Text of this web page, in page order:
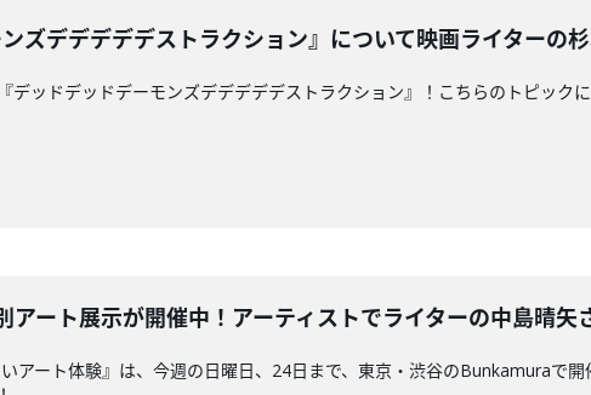
ズデデデデデストラクション』について映画ライターの
デッドデッドデーモンズデデデデデストラクション』！こちらのトピック
ート展示が開催中！アーティストでライターの中島晴
アート体験』は、今週の日曜日、24日まで、東京・渋谷のBunkamuraで